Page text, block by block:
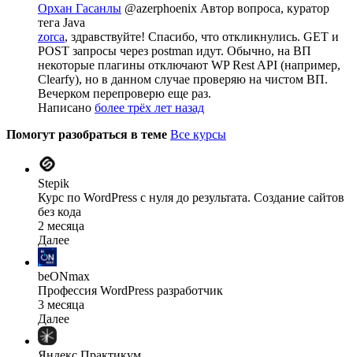
Орхан Гасанлы @azerphoenix Автор вопроса, куратор
тега Java
zorca, здравствуйте! Спасибо, что откликнулись. GET и
POST запросы через postman идут. Обычно, на ВП
некоторые плагины отключают WP Rest API (например,
Clearfy), но в данном случае проверяю на чистом ВП.
Вечерком перепроверю еще раз.
Написано более трёх лет назад
Помогут разобраться в теме Все курсы
Stepik
Курс по WordPress с нуля до результата. Создание сайтов
без кода
2 месяца
Далее
beONmax
Профессия WordPress разработчик
3 месяца
Далее